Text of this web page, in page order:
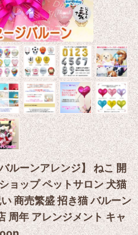
ルーンアレンジ】 ねこ 開
ョップ ペットサロン 犬猫
商売繁盛 招き猫 バルーン
周年 アレンジメント キャ